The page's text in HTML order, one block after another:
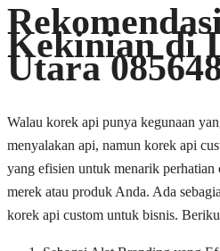
Kekinian di
Utara
Walau korek api punya kegunaan
menyalakan api, namun korek api
yang efisien untuk menarik perhatian
merek atau produk Anda. Ada
korek api custom untuk bisnis.